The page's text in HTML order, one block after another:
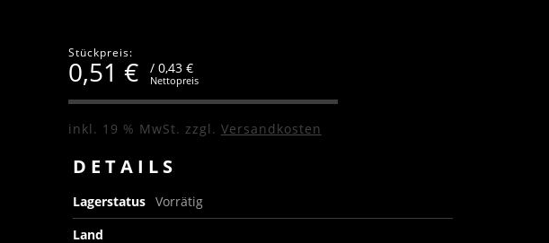
Stückpreis:
0,51 € / 0,43 €
Nettopreis
inkl. 19 % MwSt. zzgl. Versandkosten
DETAILS
Lagerstatus Vorrätig
Land